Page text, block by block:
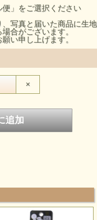
」をご選択ください
写真と届いた商品に生地
合がございます。
い申し上げます。
×